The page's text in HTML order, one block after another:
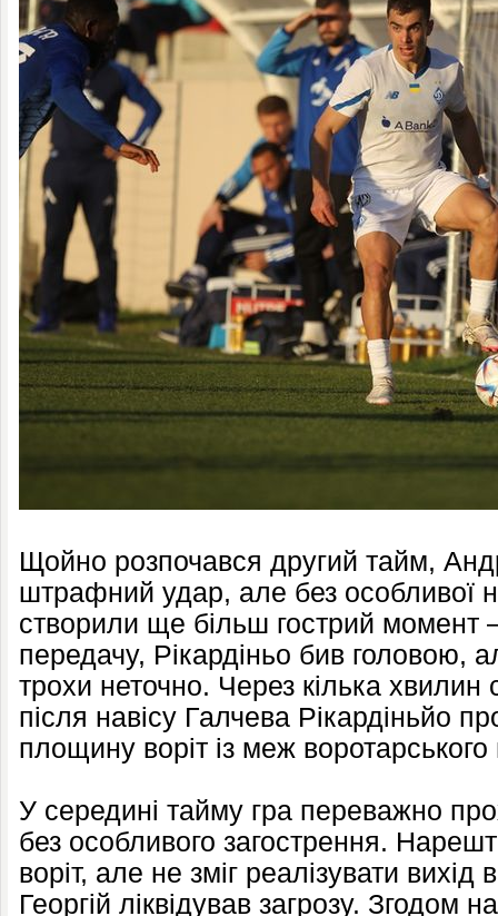
Щойно розпочався другий тайм,
штрафний удар, але без особливої
створили ще більш гострий момент
передачу, Рікардіньо бив головою,
трохи неточно. Через кілька хвилин
після навісу Галчева Рікардіньйо
площину воріт із меж
У середині тайму гра переважно
без особливого загострення.
воріт, але не зміг реалізувати вихід
Георгій ліквідував загрозу. Згодом